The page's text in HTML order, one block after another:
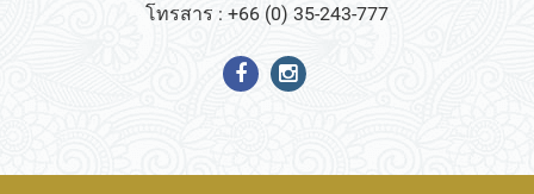
โทรสาร : +66 (0) 35-243-777